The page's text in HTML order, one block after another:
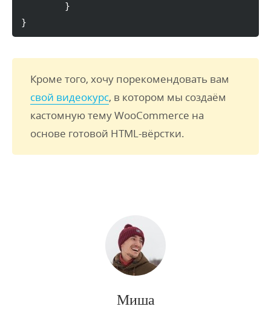
}
}
Кроме того, хочу порекомендовать вам
свой видеокурс, в котором мы создаём
кастомную тему WooCommerce на
основе готовой HTML-вёрстки.
Миша